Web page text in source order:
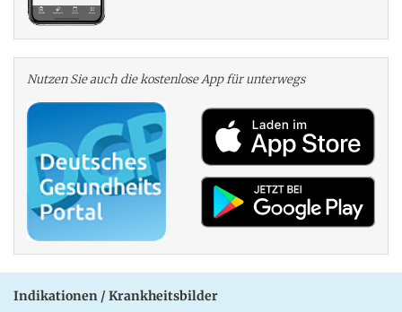
Nutzen Sie auch die kosten­lose App für unterwegs
Indikationen / Krankheitsbilder